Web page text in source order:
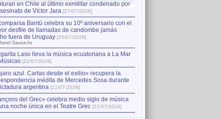
en Chile al último exmilitar condenado por
de Víctor Jara [27/07/2026]
Bantú celebra su 10º aniversario con el
desfile de llamadas de candombe jamás
fuera de Uruguay [25/07/2026]
Gausachs
Laso lleva la música ecuatoriana a La Mar
[22/07/2026]
azul. Cartas desde el exilio» recupera la
inédita de Mercedes Sosa durante
argentina [21/07/2026]
del Grec» celebra medio siglo de música
noche única en el Teatre Grec [21/07/2026]